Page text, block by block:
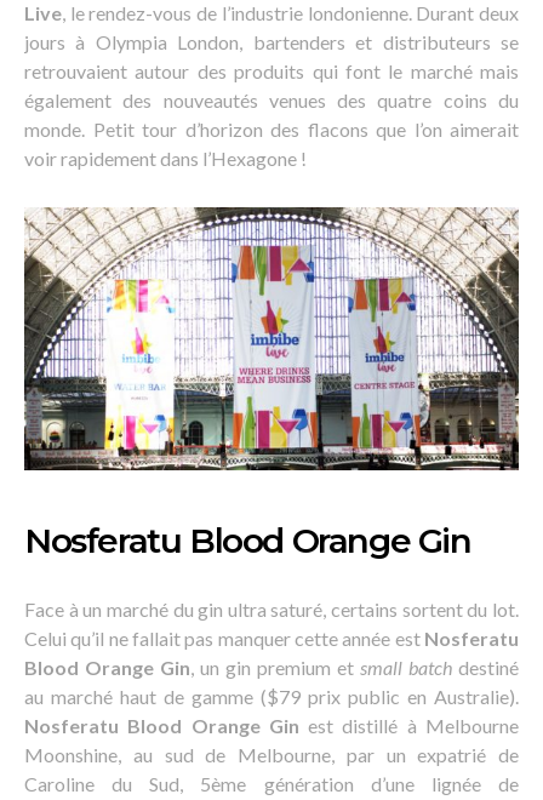
Live, le rendez-vous de l’industrie londonienne. Durant deux
jours à Olympia London, bartenders et distributeurs se
retrouvaient autour des produits qui font le marché mais
également des nouveautés venues des quatre coins du
monde. Petit tour d’horizon des flacons que l’on aimerait
voir rapidement dans l’Hexagone !
Nosferatu Blood Orange Gin
Face à un marché du gin ultra saturé, certains sortent du lot.
Celui qu’il ne fallait pas manquer cette année est Nosferatu
Blood Orange Gin, un gin premium et small batch destiné
au marché haut de gamme ($79 prix public en Australie).
Nosferatu Blood Orange Ginest distillé à Melbourne
Moonshine, au sud de Melbourne, par un expatrié de
Caroline du Sud, 5ème génération d’une lignée de